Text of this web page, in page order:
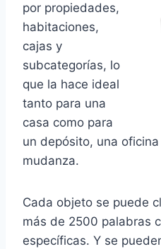
por propiedades,
habitaciones,
cajas y
subcategorías, lo
que la hace ideal
tanto para una
casa como para
un depósito, una
mudanza.
Cada objeto se puede
más de 2500 palabras
específicas. Y se